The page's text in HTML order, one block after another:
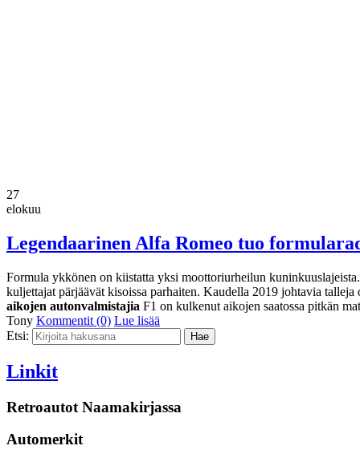
27
elokuu
Legendaarinen Alfa Romeo tuo
Formula ykkönen on kiistatta yksi moottoriurheilun
kuljettajat pärjäävät kisoissa parhaiten. Kaudella 2019 johtavia
aikojen autonvalmistajia F1 on kulkenut aikojen saatossa pitkän
Tony Kommentit (0) Lue lisää
Etsi:
Linkit
Retroautot Naamakirjassa
Automerkit